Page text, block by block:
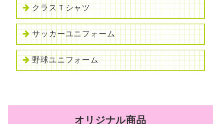
クラスＴシャツ
サッカーユニフォーム
野球ユニフォーム
オリジナル商品